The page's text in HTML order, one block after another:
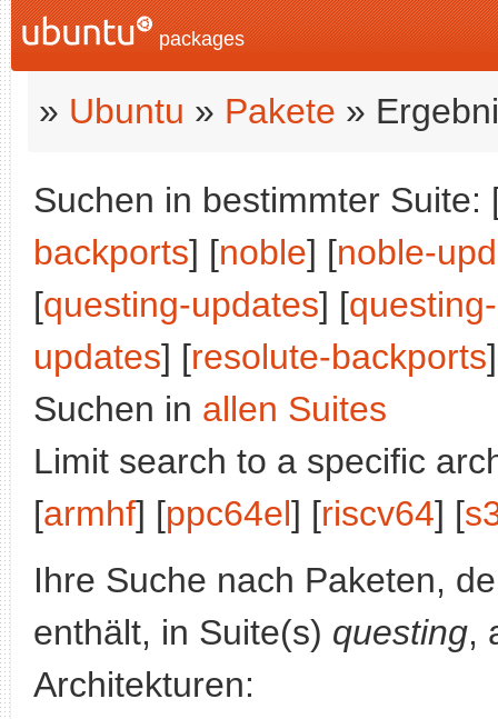
packages
» Ubuntu » Pakete »
Suchen in bestimmter Suite:
backports] [noble] [noble-
[questing-updates] [
updates] [resolute-backports
Suchen in allen Suites
Limit search to a specific
[armhf] [ppc64el] [riscv64] [
Ihre Suche nach Paketen,
enthält, in Suite(s) questing,
Architekturen: